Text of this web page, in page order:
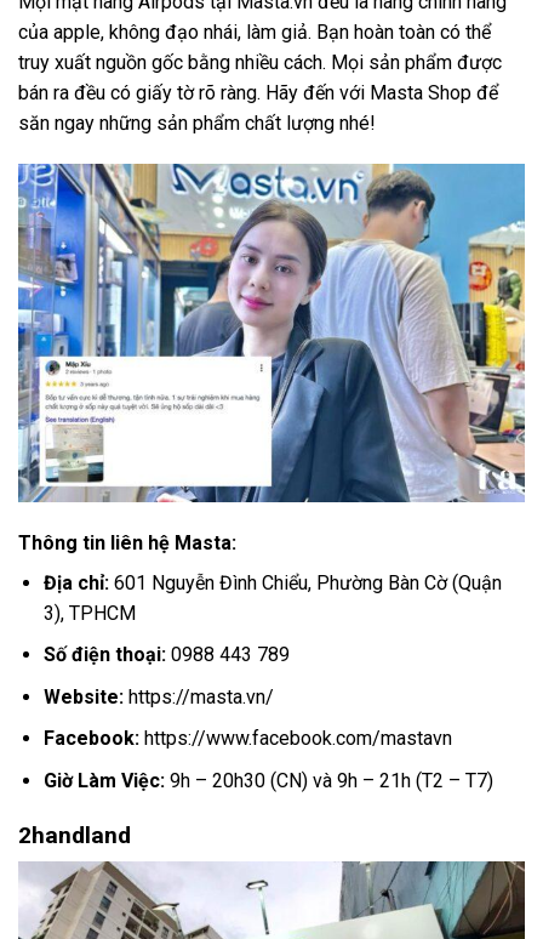
của apple, không đạo nhái, làm giả. Bạn hoàn toàn có thể
truy xuất nguồn gốc bằng nhiều cách. Mọi sản phẩm được
bán ra đều có giấy tờ rõ ràng. Hãy đến với Masta Shop để
săn ngay những sản phẩm chất lượng nhé!
Thông tin liên hệ Masta:
Địa chỉ:601 Nguyễn Đình Chiểu, Phường Bàn Cờ (Quận
3), TPHCM
Số điện thoại:0988 443 789
Website:https://masta.vn/
Facebook: https://www.facebook.com/mastavn
Giờ Làm Việc:9h – 20h30 (CN) và 9h – 21h (T2 – T7)
2handland